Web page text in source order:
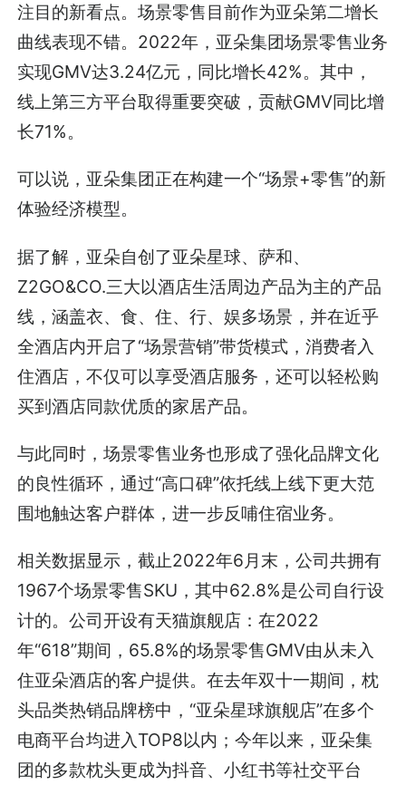
注目的新看点。场景零售目前作为亚朵第二增长
曲线表现不错。2022年，亚朵集团场景零售业务
实现GMV达3.24亿元，同比增长42%。其中，
线上第三方平台取得重要突破，贡献GMV同比增
长71%。
可以说，亚朵集团正在构建一个“场景+零售”的新
体验经济模型。
据了解，亚朵自创了亚朵星球、萨和、
Z2GO&CO.三大以酒店生活周边产品为主的产品
线，涵盖衣、食、住、行、娱多场景，并在近乎
全酒店内开启了“场景营销”带货模式，消费者入
住酒店，不仅可以享受酒店服务，还可以轻松购
买到酒店同款优质的家居产品。
与此同时，场景零售业务也形成了强化品牌文化
的良性循环，通过“高口碑”依托线上线下更大范
围地触达客户群体，进一步反哺住宿业务。
相关数据显示，截止2022年6月末，公司共拥有
1967个场景零售SKU，其中62.8%是公司自行设
计的。公司开设有天猫旗舰店：在2022
年“618”期间，65.8%的场景零售GMV由从未入
住亚朵酒店的客户提供。在去年双十一期间，枕
头品类热销品牌榜中，“亚朵星球旗舰店”在多个
电商平台均进入TOP8以内；今年以来，亚朵集
团的多款枕头更成为抖音、小红书等社交平台